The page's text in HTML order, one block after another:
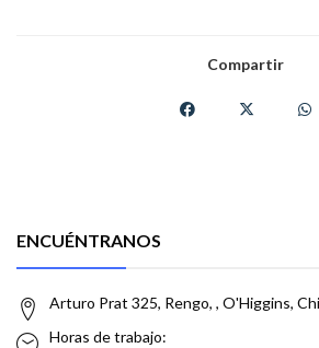
Compartir
ENCUÉNTRANOS
Arturo Prat 325, Rengo, , O'Higgins,
Horas de trabajo: